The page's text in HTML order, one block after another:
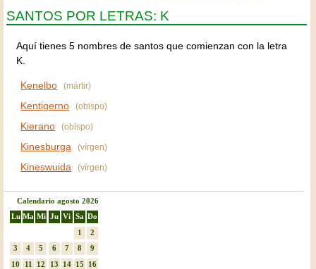
SANTOS POR LETRAS: K
Aquí tienes 5 nombres de santos que comienzan con la letra
K.
Kenelbo (mártir)
Kentigerno (obispo)
Kierano (obispo)
Kinesburga (vírgen)
Kineswuida (vírgen)
Calendario agosto 2026
Lu Ma Mi Ju Vi Sa Do
1
2
3
4 5 6 7 8
9
10
11 12 13 14 15
16